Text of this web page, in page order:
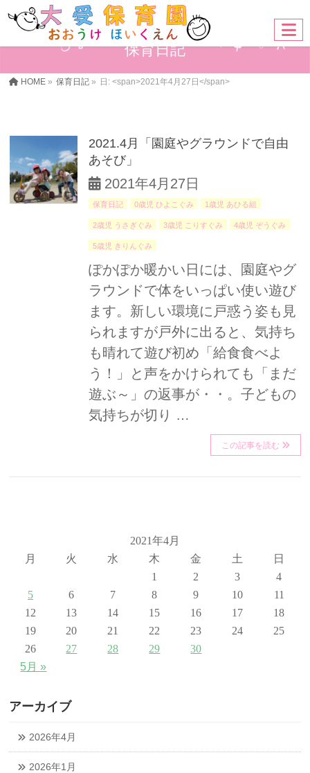
保育日記
HOME » 保育日記 » 日: <span>2021年4月27日</span>
2021.4月「園庭やグラウンドで自由
あそび」
2021年4月27日
保育日記 0歳児 ひよこぐみ 1歳児 あひる組
2歳児 うさぎぐみ 3歳児 こりすぐみ 4歳児 ぞうぐみ
5歳児 きりんぐみ
ぽかぽか暖かい日には、園庭やグ
ラウンドで体をいっぱい使い遊び
ます。新しい環境に戸惑う姿も見
られますが戸外に出ると、気持ち
も晴れて遊び初め「給食食べよ
う！」と声をかけられても「まだ
遊ぶ～」の返事が・・。子どもの
気持ちが切り …
この記事を読む
2021年4月
月
火 水 木 金 土
日
1
2 3
4
5
6 7 8 9 10
11
12
13 14 15 16 17
18
19
20 21 22 23 24
25
26
27 28 29
30
5月 »
アーカイブ
2026年4月
2026年1月